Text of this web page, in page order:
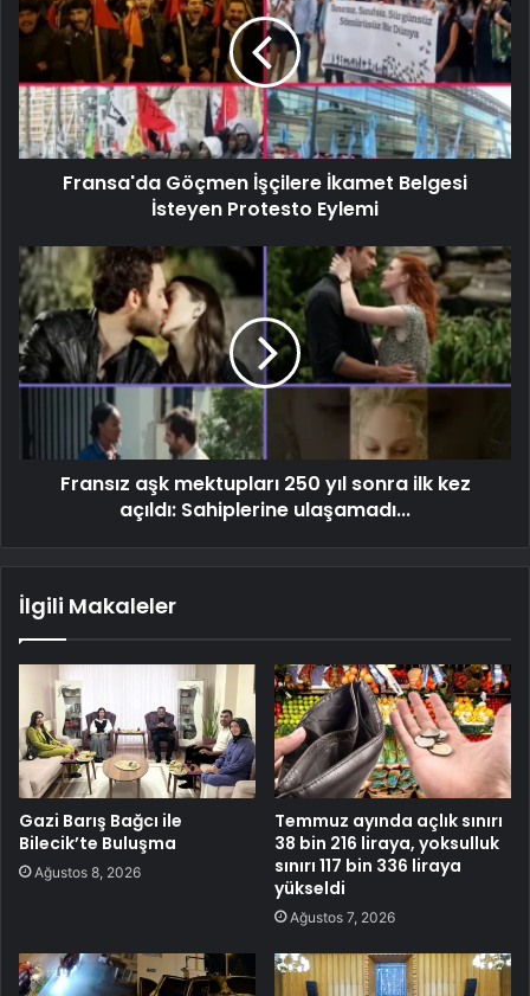
Fransa'da Göçmen İşçilere İkamet Belgesi
İsteyen Protesto Eylemi
Fransız aşk mektupları 250 yıl sonra ilk kez
açıldı: Sahiplerine ulaşamadı...
İlgili Makaleler
Gazi Barış Bağcı ile
Bilecik’te Buluşma
Ağustos 8, 2026
Temmuz ayında açlık sınırı
38 bin 216 liraya, yoksulluk
sınırı 117 bin 336 liraya
yükseldi
Ağustos 7, 2026